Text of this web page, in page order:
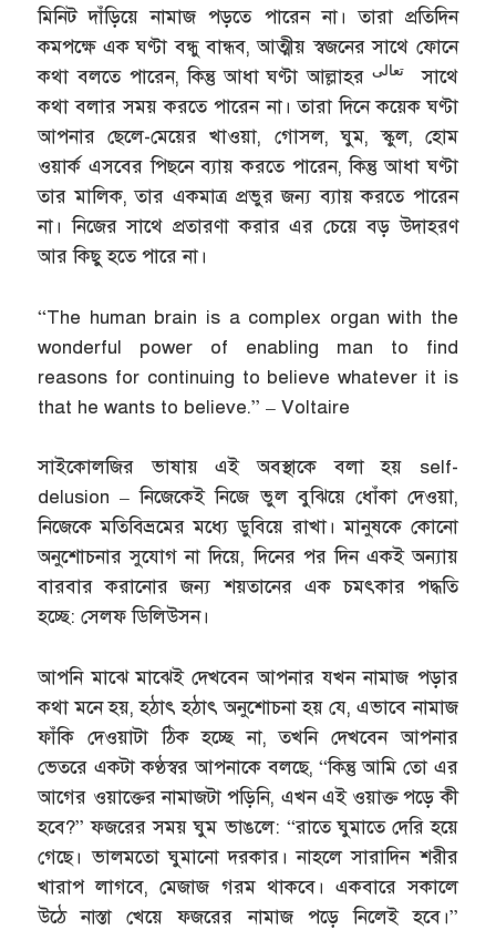
মিনিট দাঁড়িয়ে নামাজ পড়তে পারেন না। তারা প্রতিদিন
কমপক্ষে এক ঘণ্টা বন্ধু বান্ধব, আত্মীয় স্বজনের সাথে ফোনে
কথা বলতে পারেন, কিন্তু আধা ঘণ্টা আল্লাহরتعالى
সাথে
কথা বলার সময় করতে পারেন না। তারা দিনে কয়েক ঘণ্টা
আপনার ছেলে-মেয়ের খাওয়া, গোসল, ঘুম, স্কুল, হোম
ওয়ার্ক এসবের পিছনে ব্যায় করতে পারেন, কিন্তু আধা ঘণ্টা
তার মালিক, তার একমাত্র প্রভুর জন্য ব্যায় করতে পারেন
না। নিজের সাথে প্রতারণা করার এর চেয়ে বড় উদাহরণ
আর কিছু হতে পারে না।
“The human brain is a complex organ with the
wonderful power of enabling man to find
reasons for continuing to believe whatever it is
that he wants to believe.” – Voltaire
সাইকোলজির ভাষায় এই অবস্থাকে বলা হয় self-
delusion – নিজেকেই নিজে ভুল বুঝিয়ে ধোঁকা দেওয়া,
নিজেকে মতিবিভ্রমের মধ্যে ডুবিয়ে রাখা। মানুষকে কোনো
অনুশোচনার সুযোগ না দিয়ে, দিনের পর দিন একই অন্যায়
বারবার করানোর জন্য শয়তানের এক চমৎকার পদ্ধতি
হচ্ছে: সেলফ ডিলিউসন।
আপনি মাঝে মাঝেই দেখবেন আপনার যখন নামাজ পড়ার
কথা মনে হয়, হঠাৎ হঠাৎ অনুশোচনা হয় যে, এভাবে নামাজ
ফাঁকি দেওয়াটা ঠিক হচ্ছে না, তখনি দেখবেন আপনার
ভেতরে একটা কণ্ঠস্বর আপনাকে বলছে, “কিন্তু আমি তো এর
আগের ওয়াক্তের নামাজটা পড়িনি, এখন এই ওয়াক্ত পড়ে কী
হবে?” ফজরের সময় ঘুম ভাঙলে: “রাতে ঘুমাতে দেরি হয়ে
গেছে। ভালমতো ঘুমানো দরকার। নাহলে সারাদিন শরীর
খারাপ লাগবে, মেজাজ গরম থাকবে। একবারে সকালে
উঠে নাস্তা খেয়ে ফজরের নামাজ পড়ে নিলেই হবে।”